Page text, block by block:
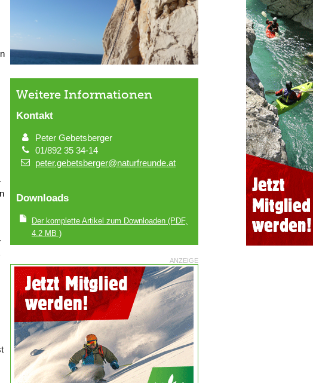
Weitere Informationen
Kontakt
Peter Gebetsberger
01/892 35 34-14
peter.gebetsberger@naturfreunde.at
Downloads
Der komplette Artikel zum Downloaden(PDF,
4.2 MB )
ANZEIGE